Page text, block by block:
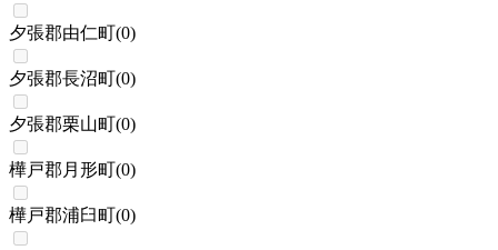
夕張郡由仁町(0)
夕張郡長沼町(0)
夕張郡栗山町(0)
樺戸郡月形町(0)
樺戸郡浦臼町(0)